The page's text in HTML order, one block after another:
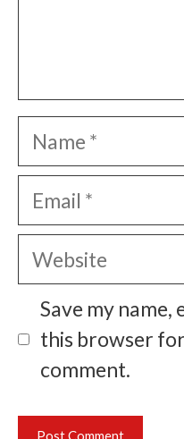
Name
Email
Website
Save my name,
this browser
comment.